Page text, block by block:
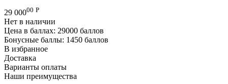
29 00000 Р
Нет в наличии
Цена в баллах: 29000 баллов
Бонусные баллы: 1450 баллов
В избранное
Доставка
Варианты оплаты
Наши преимущества